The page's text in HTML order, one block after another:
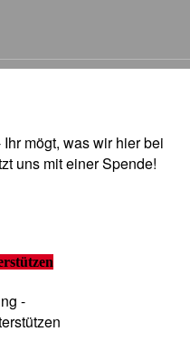
mögt, was wir hier bei
uns mit einer Spende!
-